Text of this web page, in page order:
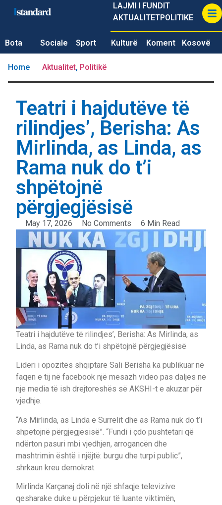
LAJMI I FUNDIT
AKTUALITETPOLITIKE
Bota Sociale Sport Kulturë Koment Kosovë
Home Aktualitet, Politikë
Teatri i hajdutëve të
rilindjes’, Berisha: As
Mirlinda, as Linda, as
Rama nuk do t’i
shpëtojnë
përgjegjësisë
May 17, 2026 No Comments 6 Min Read
Teatri i hajdutëve të rilindjes’, Berisha: As Mirlinda, as
Linda, as Rama nuk do t’i shpëtojnë përgjegjësisë
Lideri i opozitës shqiptare Sali Berisha ka publikuar në
faqen e tij në facebook një mesazh video pas daljes ne
nje media të ish drejtoreshës së AKSHI-t e akuzar për
vjedhje.
“As Mirlinda, as Linda e Surrelit dhe as Rama nuk do t’i
shpëtojnë përgjegjësisë”. “Fundi i çdo pushtetari që
ndërton pasuri mbi vjedhjen, arrogancën dhe
mashtrimin është i njëjtë: burgu dhe turpi public”,
shrkaun kreu demokrat.
Mirlinda Karçanaj doli në një shfaqje televizive
qesharake duke u përpjekur të luante viktimën,